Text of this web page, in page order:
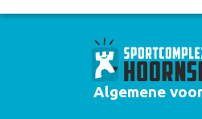
Algemene